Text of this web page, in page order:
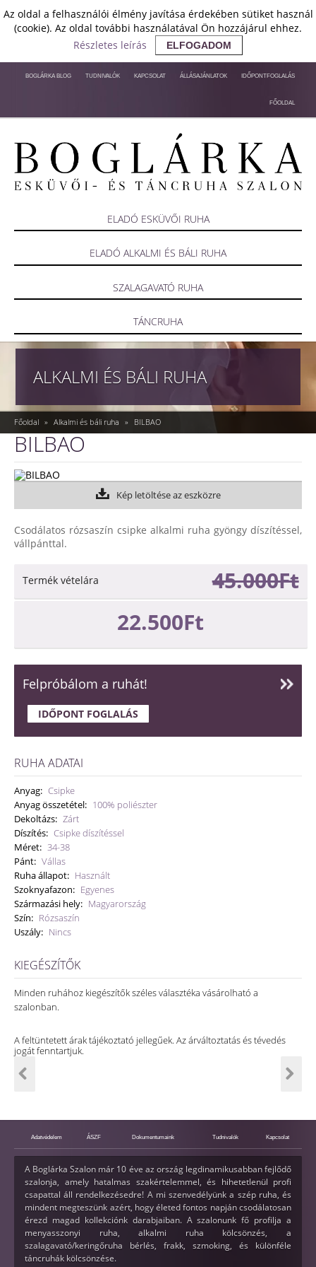
Az oldal a felhasználói élmény javítása érdekében sütiket használ
(cookie). Az oldal további használatával Ön hozzájárul ehhez.
Részletes leírás
ELFOGADOM
IDŐPONTFOGLALÁS
ÁLLÁSAJÁNLATOK
KAPCSOLAT
TUDNIVALÓK
BOGLÁRKA BLOG
FŐOLDAL
ELADÓ ESKÜVŐI RUHA
ELADÓ ALKALMI ÉS BÁLI RUHA
SZALAGAVATÓ RUHA
TÁNCRUHA
ALKALMI ÉS BÁLI RUHA
Főoldal » Alkalmi és báli ruha » BILBAO
BILBAO
Kép letöltése az eszközre
Csodálatos rózsaszín csipke alkalmi ruha gyöngy díszítéssel,
vállpánttal.
Termék vételára
45.000Ft
22.500Ft
Felpróbálom a ruhát!
IDŐPONT FOGLALÁS
RUHA ADATAI
Anyag: Csipke
Anyag összetétel: 100% poliészter
Dekoltázs: Zárt
Díszítés: Csipke díszítéssel
Méret: 34-38
Pánt: Vállas
Ruha állapot: Használt
Szoknyafazon: Egyenes
Származási hely: Magyarország
Szín: Rózsaszín
Uszály: Nincs
KIEGÉSZÍTŐK
Minden ruhához kiegészítők széles választéka vásárolható a
szalonban.
A feltüntetett árak tájékoztató jellegűek. Az árváltoztatás és tévedés
jogát fenntartjuk.
Adatvédelem ÁSZF Dokumentumaink Tudnivalók Kapcsolat
A Boglárka Szalon már 10 éve az ország legdinamikusabban fejlődő
szalonja, amely hatalmas szakértelemmel, és hihetetlenül profi
csapattal áll rendelkezésedre! A mi szenvedélyünk a szép ruha, és
mindent megteszünk azért, hogy életed fontos napján csodálatosan
érezd magad kollekciónk darabjaiban. A szalonunk fő profilja a
menyasszonyi ruha, alkalmi ruha kölcsönzés, a
szalagavató/keringőruha bérlés, frakk, szmoking, és különféle
táncruhák kölcsönzése.